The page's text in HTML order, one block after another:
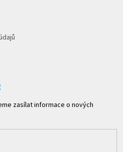
zasílat informace o nových